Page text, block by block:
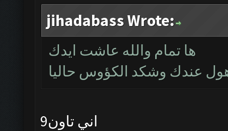
jihadabass Wrote:
ها تمام والله عاشت ايدك
اني تاون9